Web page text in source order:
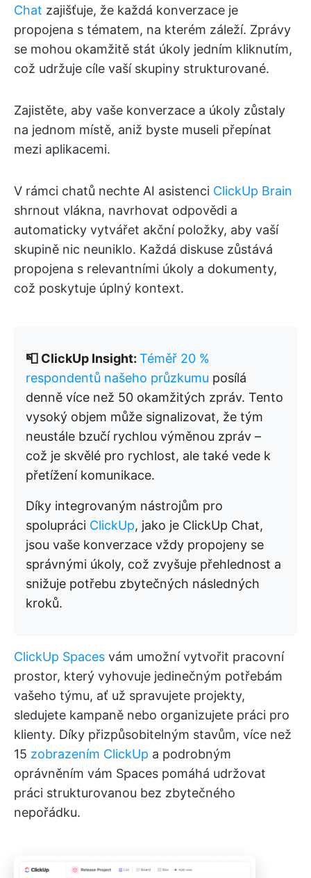
Chat zajišťuje, že každá konverzace je
propojena s tématem, na kterém záleží. Zprávy
se mohou okamžitě stát úkoly jedním kliknutím,
což udržuje cíle vaší skupiny strukturované.
Zajistěte, aby vaše konverzace a úkoly zůstaly
na jednom místě, aniž byste museli přepínat
mezi aplikacemi.
V rámci chatů nechte AI asistenci ClickUp Brain
shrnout vlákna, navrhovat odpovědi a
automaticky vytvářet akční položky, aby vaší
skupině nic neuniklo. Každá diskuse zůstává
propojena s relevantními úkoly a dokumenty,
což poskytuje úplný kontext.
📮 ClickUp Insight: Téměř 20 %
respondentů našeho průzkumu posílá
denně více než 50 okamžitých zpráv. Tento
vysoký objem může signalizovat, že tým
neustále bzučí rychlou výměnou zpráv –
což je skvělé pro rychlost, ale také vede k
přetížení komunikace.
Díky integrovaným nástrojům pro
spolupráci ClickUp, jako je ClickUp Chat,
jsou vaše konverzace vždy propojeny se
správnými úkoly, což zvyšuje přehlednost a
snižuje potřebu zbytečných následných
kroků.
ClickUp Spaces vám umožní vytvořit pracovní
prostor, který vyhovuje jedinečným potřebám
vašeho týmu, ať už spravujete projekty,
sledujete kampaně nebo organizujete práci pro
klienty. Díky přizpůsobitelným stavům, více než
15 zobrazením ClickUp a podrobným
oprávněním vám Spaces pomáhá udržovat
práci strukturovanou bez zbytečného
nepořádku.